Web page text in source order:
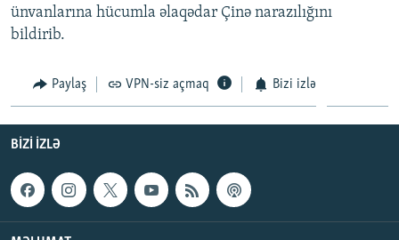
XƏBƏR BÜLLETENLƏRIMIZ
ünvanlarına hücumla əlaqədar Çinə narazılığını
bildirib.
Paylaş VPN-siz açmaq Bizi izlə
BIZI IZLƏ